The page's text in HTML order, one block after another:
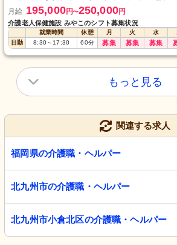
月給 195,000円〜250,000円
介護老人保健施設 みやこのシフト募集状況
就業時間 休憩 月 火 水
日勤
8:30～ 17:30 60分 募集 募集 募集
もっと見る
関連する求人
福岡県の介護職・ヘルパー
北九州市の介護職・ヘルパー
北九州市小倉北区の介護職・ヘルパー